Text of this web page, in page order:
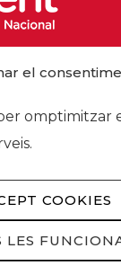
el
omptimitzar
COOKIES
LES
del Treball